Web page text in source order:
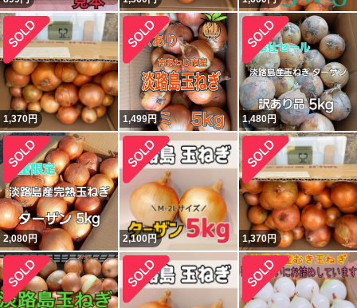
1,370円 1,499円 1,480円
2,080円 2,100円 1,370円